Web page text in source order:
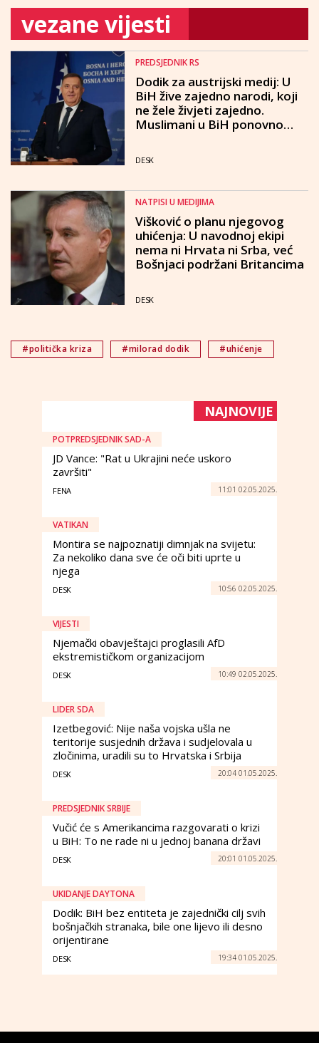
vezane vijesti
PREDSJEDNIK RS
Dodik za austrijski medij: U
BiH žive zajedno narodi, koji
ne žele živjeti zajedno.
Muslimani u BiH ponovno
DESK
NATPISI U MEDIJIMA
Višković o planu njegovog
uhićenja: U navodnoj ekipi
nema ni Hrvata ni Srba, već
Bošnjaci podržani Britancima
DESK
#politička kriza #milorad dodik #uhićenje
NAJNOVIJE
POTPREDSJEDNIK SAD-A
JD Vance: "Rat u Ukrajini neće uskoro
završiti"
FENA 11:01 02.05.2025.
VATIKAN
Montira se najpoznatiji dimnjak na svijetu:
Za nekoliko dana sve će oči biti uprte u
njega
DESK 10:56 02.05.2025.
VIJESTI
Njemački obavještajci proglasili AfD
ekstremističkom organizacijom
DESK 10:49 02.05.2025.
LIDER SDA
Izetbegović: Nije naša vojska ušla ne
teritorije susjednih država i sudjelovala u
zločinima, uradili su to Hrvatska i Srbija
DESK 20:04 01.05.2025.
PREDSJEDNIK SRBIJE
Vučić će s Amerikancima razgovarati o krizi
u BiH: To ne rade ni u jednoj banana državi
DESK 20:01 01.05.2025.
UKIDANJE DAYTONA
Dodik: BiH bez entiteta je zajednički cilj svih
bošnjačkih stranaka, bile one lijevo ili desno
orijentirane
DESK 19:34 01.05.2025.